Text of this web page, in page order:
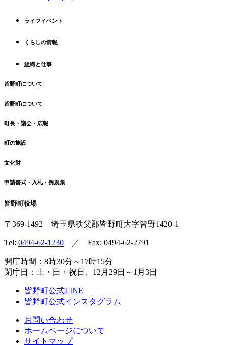
ライフイベント
くらしの情報
組織と仕事
皆野町について
皆野町について
町長・議会・広報
町の施設
文化財
申請書式・入札・例規集
皆野町役場
〒369-1492 埼玉県秩父郡皆野町大字皆野1420-1
Tel: 0494-62-1230 ／ Fax: 0494-62-2791
開庁時間：8時30分～17時15分
閉庁日：土・日・祝日、12月29日～1月3日
皆野町公式LINE
皆野町公式インスタグラム
お問い合わせ
ホームページについて
サイトマップ